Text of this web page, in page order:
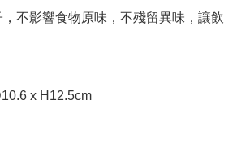
不影響食物原味，不殘留異味，讓飲
x H12.5cm